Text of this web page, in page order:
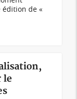
de «
le